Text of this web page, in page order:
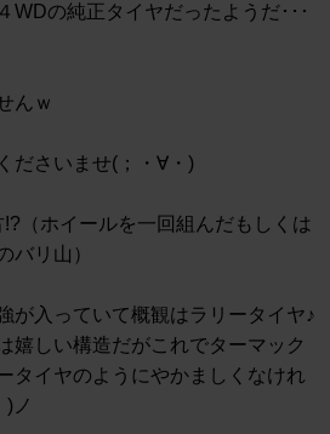
の純正タイヤだったようだ･･･
んｗ
ださいませ(；・∀・)
（ホイールを一回組んだもしくは
バリ山）
が入っていて概観はラリータイヤ♪
嬉しい構造だがこれでターマック
タイヤのようにやかましくなけれ
)ノ